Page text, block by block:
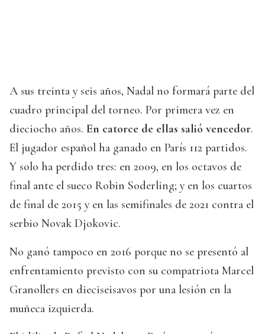
A sus treinta y seis años, Nadal no formará parte del
cuadro principal del torneo. Por primera vez en
dieciocho años. En catorce de ellas salió vencedor.
El jugador español ha ganado en París 112 partidos.
Y solo ha perdido tres: en 2009, en los octavos de
final ante el sueco Robin Soderling; y en los cuartos
de final de 2015 y en las semifinales de 2021 contra el
serbio Novak Djokovic.
No ganó tampoco en 2016 porque no se presentó al
enfrentamiento previsto con su compatriota Marcel
Granollers en dieciseisavos por una lesión en la
muñeca izquierda.